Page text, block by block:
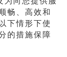
畅、高效和
下情形下使
的措施保障